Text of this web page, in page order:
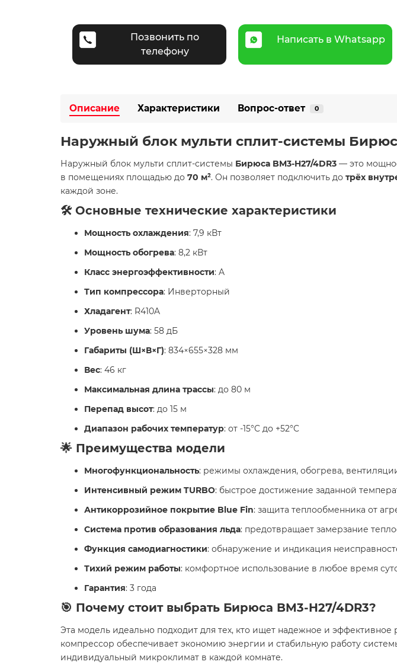
Позвонить по
телефону
Написать в Whatsapp
Описание Характеристики Вопрос-ответ 0
Наружный блок мульти сплит-системы
Наружный блок мульти сплит-системы Бирюса BM3-H27/4DR3 — это
в помещениях площадью до 70 м². Он позволяет подключить до трёх
каждой зоне.
🛠️ Основные технические характеристики
Мощность охлаждения: 7,9 кВт
Мощность обогрева: 8,2 кВт
Класс энергоэффективности: A
Тип компрессора: Инверторный
Хладагент: R410A
Уровень шума: 58 дБ
Габариты (Ш×В×Г): 834×655×328 мм
Вес: 46 кг
Максимальная длина трассы: до 80 м
Перепад высот: до 15 м
Диапазон рабочих температур: от -15°C до +52°C
🌟 Преимущества модели
Многофункциональность: режимы охлаждения, обогрева,
Интенсивный режим TURBO: быстрое достижение заданной
Антикоррозийное покрытие Blue Fin: защита теплообменника от
Система против образования льда: предотвращает замерзание
Функция самодиагностики: обнаружение и индикация
Тихий режим работы: комфортное использование в любое время
Гарантия: 3 года
🎯 Почему стоит выбрать Бирюса BM3-H27/4DR3?
Эта модель идеально подходит для тех, кто ищет надежное и
компрессор обеспечивает экономию энергии и стабильную работу
индивидуальный микроклимат в каждой комнате.